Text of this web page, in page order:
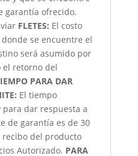
garantía ofrecido.
FLETES: El costo
se encuentre el
será asumido por
el retorno del
PARA DAR
El tiempo
dar respuesta a
de garantía es de 30
del producto
Autorizado. PARA